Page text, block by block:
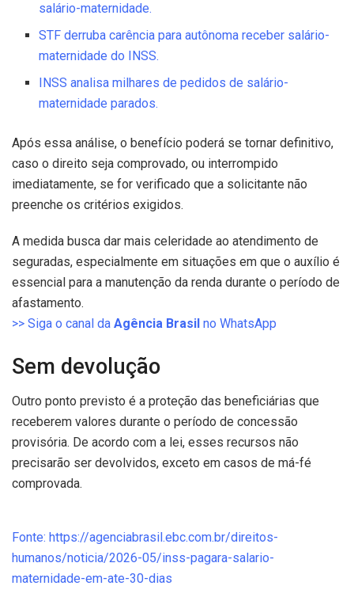
salário-maternidade.
STF derruba carência para autônoma receber salário-
maternidade do INSS.
INSS analisa milhares de pedidos de salário-
maternidade parados.
Após essa análise, o benefício poderá se tornar definitivo,
caso o direito seja comprovado, ou interrompido
imediatamente, se for verificado que a solicitante não
preenche os critérios exigidos.
A medida busca dar mais celeridade ao atendimento de
seguradas, especialmente em situações em que o auxílio é
essencial para a manutenção da renda durante o período de
afastamento.
>> Siga o canal da Agência Brasil no WhatsApp
Sem devolução
Outro ponto previsto é a proteção das beneficiárias que
receberem valores durante o período de concessão
provisória. De acordo com a lei, esses recursos não
precisarão ser devolvidos, exceto em casos de má-fé
comprovada.
Fonte: https://agenciabrasil.ebc.com.br/direitos-
humanos/noticia/2026-05/inss-pagara-salario-
maternidade-em-ate-30-dias